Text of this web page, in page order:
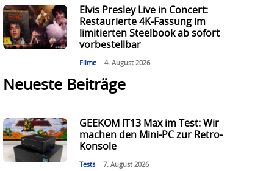
Elvis Presley Live in Concert:
Restaurierte 4K-Fassung im
limitierten Steelbook ab sofort
vorbestellbar
Filme 4. August 2026
Neueste Beiträge
GEEKOM IT13 Max im Test: Wir
machen den Mini-PC zur Retro-
Konsole
Tests 7. August 2026